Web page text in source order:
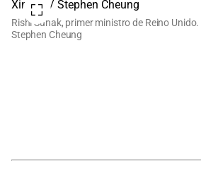
Rishi Sunak, primer ministro de Reino
Stephen Cheung